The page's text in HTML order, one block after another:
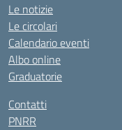
Le notizie
Le circolari
Calendario eventi
Albo online
Graduatorie
Contatti
PNRR